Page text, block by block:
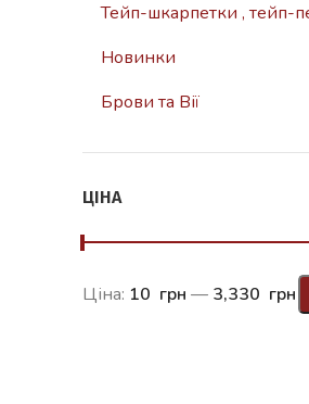
Тейп-шкарпетки , тейп-
Новинки
Брови та Вії
ЦІНА
Ціна: 10 грн — 3,330 грн